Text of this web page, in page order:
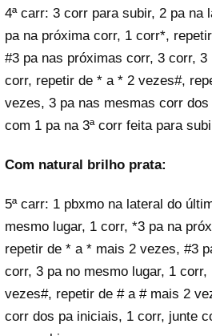
4ª carr: 3 corr para subir, 2 pa na
pa na próxima corr, 1 corr*,
#3 pa nas próximas corr, 3 corr, 3
corr, repetir de * a * 2 vezes#,
vezes, 3 pa nas mesmas corr
com 1 pa na 3ª corr feita para
Com natural brilho prata:
5ª carr: 1 pbxmo na lateral do
mesmo lugar, 1 corr, *3 pa na
repetir de * a * mais 2 vezes, #3
corr, 3 pa no mesmo lugar, 1
vezes#, repetir de # a # mais 2
corr dos pa iniciais, 1 corr, junte